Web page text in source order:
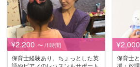
¥2,200 〜 /1時間
保育士経験あり。ちょっとした英
語やピアノのレッスンもサポート
¥2,000
保育士
援・放